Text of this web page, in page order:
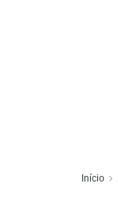
Início